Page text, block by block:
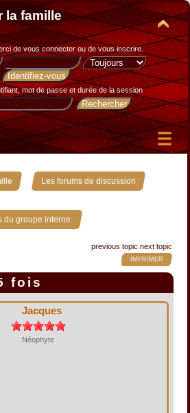
la famille
devous connecter ou de vous inscrire.
mot de passe et durée de la session
» Les forums de discussion »
du groupe interne.
previous topic next topic
IMPRIMER
fois
Jacques
Néophyte